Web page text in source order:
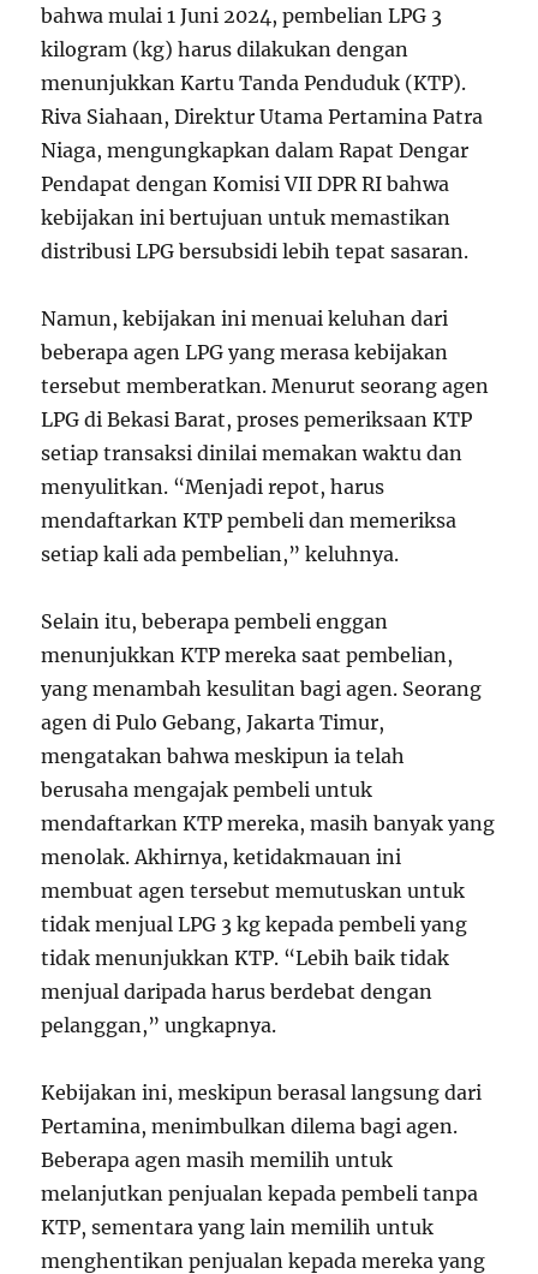
bahwa mulai 1 Juni 2024, pembelian LPG 3
kilogram (kg) harus dilakukan dengan
menunjukkan Kartu Tanda Penduduk (KTP).
Riva Siahaan, Direktur Utama Pertamina Patra
Niaga, mengungkapkan dalam Rapat Dengar
Pendapat dengan Komisi VII DPR RI bahwa
kebijakan ini bertujuan untuk memastikan
distribusi LPG bersubsidi lebih tepat sasaran.
Namun, kebijakan ini menuai keluhan dari
beberapa agen LPG yang merasa kebijakan
tersebut memberatkan. Menurut seorang agen
LPG di Bekasi Barat, proses pemeriksaan KTP
setiap transaksi dinilai memakan waktu dan
menyulitkan. “Menjadi repot, harus
mendaftarkan KTP pembeli dan memeriksa
setiap kali ada pembelian,” keluhnya.
Selain itu, beberapa pembeli enggan
menunjukkan KTP mereka saat pembelian,
yang menambah kesulitan bagi agen. Seorang
agen di Pulo Gebang, Jakarta Timur,
mengatakan bahwa meskipun ia telah
berusaha mengajak pembeli untuk
mendaftarkan KTP mereka, masih banyak yang
menolak. Akhirnya, ketidakmauan ini
membuat agen tersebut memutuskan untuk
tidak menjual LPG 3 kg kepada pembeli yang
tidak menunjukkan KTP. “Lebih baik tidak
menjual daripada harus berdebat dengan
pelanggan,” ungkapnya.
Kebijakan ini, meskipun berasal langsung dari
Pertamina, menimbulkan dilema bagi agen.
Beberapa agen masih memilih untuk
melanjutkan penjualan kepada pembeli tanpa
KTP, sementara yang lain memilih untuk
menghentikan penjualan kepada mereka yang